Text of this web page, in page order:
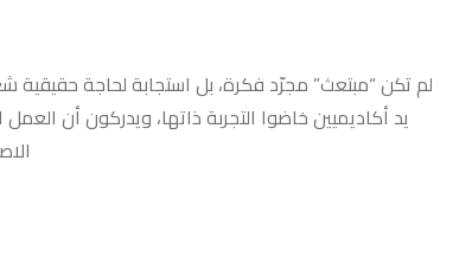
لم تكن “مبتعث” مجرّد فكرة، بل استجابة لحاجة حقيقية
يد أكاديميين خاضوا التجربة ذاتها، ويدركون أن